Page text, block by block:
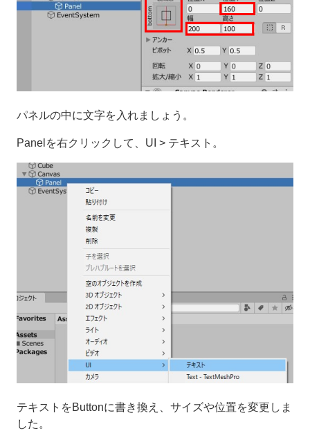
パネルの中に文字を入れましょう。
Panelを右クリックして、UI > テキスト。
テキストをButtonに書き換え、サイズや位置を変更しま
した。